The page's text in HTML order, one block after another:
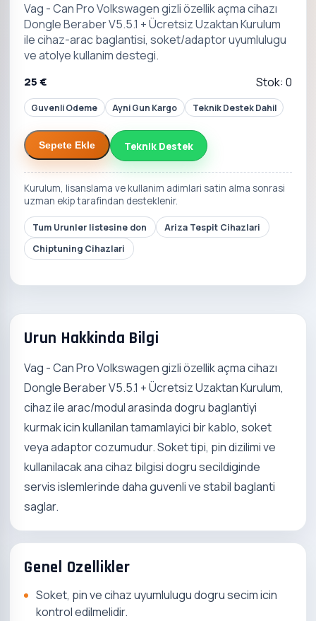
Vag - Can Pro Volkswagen gizli özellik açma cihazı
Dongle Beraber V5.5.1 + Ücretsiz Uzaktan Kurulum
ile cihaz-arac baglantisi, soket/adaptor uyumlulugu
ve atolye kullanim destegi.
25 € Stok: 0
Guvenli Odeme Ayni Gun Kargo Teknik Destek Dahil
Sepete Ekle Teknik Destek
Kurulum, lisanslama ve kullanim adimlari satin alma sonrasi
uzman ekip tarafindan desteklenir.
Tum Urunler listesine don
Ariza Tespit Cihazlari
Chiptuning Cihazlari
Urun Hakkinda Bilgi
Vag - Can Pro Volkswagen gizli özellik açma cihazı
Dongle Beraber V5.5.1 + Ücretsiz Uzaktan Kurulum,
cihaz ile arac/modul arasinda dogru baglantiyi
kurmak icin kullanilan tamamlayici bir kablo, soket
veya adaptor cozumudur. Soket tipi, pin dizilimi ve
kullanilacak ana cihaz bilgisi dogru secildiginde
servis islemlerinde daha guvenli ve stabil baglanti
saglar.
Genel Ozellikler
Soket, pin ve cihaz uyumlulugu dogru secim icin
kontrol edilmelidir.